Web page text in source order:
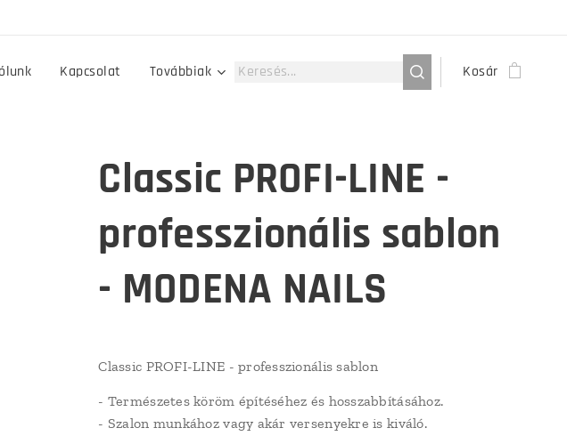
Kapcsolat Továbbiak Kosár
Classic PROFI-LINE -
professzionális sablon
- MODENA NAILS
Classic PROFI-LINE - professzionális sablon
- Természetes köröm építéséhez és hosszabbításához.
- Szalon munkához vagy akár versenyekre is kiváló.